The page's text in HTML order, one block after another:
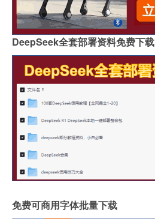
DeepSeek全套部署资料免费下载
免费可商用字体批量下载